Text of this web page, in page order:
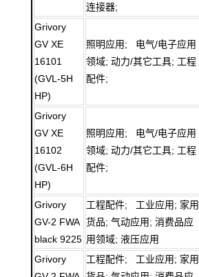
连接器;
Grivory
GV XE
16101
(GVL-5H
HP)
照明应用; 电气/电子应用
领域; 动力/其它工具; 工程
配件;
Grivory
GV XE
16102
(GVL-6H
HP)
照明应用; 电气/电子应用
领域; 动力/其它工具; 工程
配件;
Grivory
GV-2 FWA
black 9225
工程配件; 工业应用; 家用
货品; 气动应用; 消费品应
用领域; 液压应用
Grivory
工程配件; 工业应用; 家用